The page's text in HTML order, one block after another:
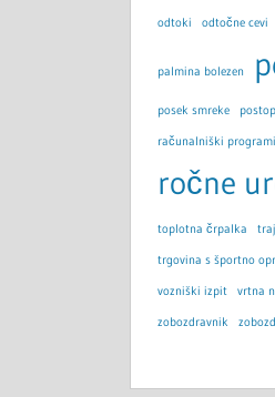
odtoki odtočne cevi
palmina bolezen
posek smreke
računalniški
ročne
toplotna črpalka
trgovina s športno
vozniški izpit vrtna
zobozdravnik